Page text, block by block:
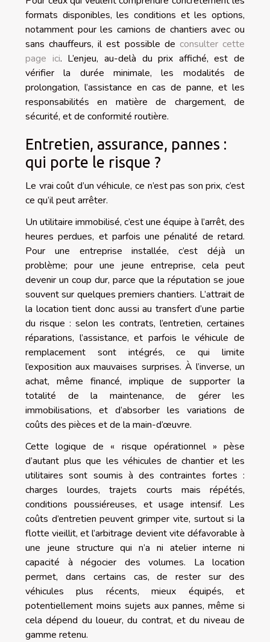
formats disponibles, les conditions et les options,
notamment pour les camions de chantiers avec ou
sans chauffeurs, il est possible de consulter cette
page ici. L’enjeu, au-delà du prix affiché, est de
vérifier la durée minimale, les modalités de
prolongation, l’assistance en cas de panne, et les
responsabilités en matière de chargement, de
sécurité, et de conformité routière.
Entretien, assurance, pannes :
qui porte le risque ?
Le vrai coût d’un véhicule, ce n’est pas son prix, c’est
ce qu’il peut arrêter.
Un utilitaire immobilisé, c’est une équipe à l’arrêt, des
heures perdues, et parfois une pénalité de retard.
Pour une entreprise installée, c’est déjà un
problème; pour une jeune entreprise, cela peut
devenir un coup dur, parce que la réputation se joue
souvent sur quelques premiers chantiers. L’attrait de
la location tient donc aussi au transfert d’une partie
du risque : selon les contrats, l’entretien, certaines
réparations, l’assistance, et parfois le véhicule de
remplacement sont intégrés, ce qui limite
l’exposition aux mauvaises surprises. À l’inverse, un
achat, même financé, implique de supporter la
totalité de la maintenance, de gérer les
immobilisations, et d’absorber les variations de
coûts des pièces et de la main-d’œuvre.
Cette logique de « risque opérationnel » pèse
d’autant plus que les véhicules de chantier et les
utilitaires sont soumis à des contraintes fortes :
charges lourdes, trajets courts mais répétés,
conditions poussiéreuses, et usage intensif. Les
coûts d’entretien peuvent grimper vite, surtout si la
flotte vieillit, et l’arbitrage devient vite défavorable à
une jeune structure qui n’a ni atelier interne ni
capacité à négocier des volumes. La location
permet, dans certains cas, de rester sur des
véhicules plus récents, mieux équipés, et
potentiellement moins sujets aux pannes, même si
cela dépend du loueur, du contrat, et du niveau de
gamme retenu.